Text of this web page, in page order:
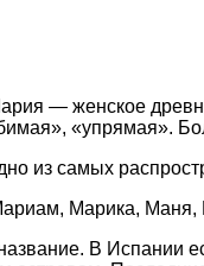
— женское
«упрямая».
из самых
Марика, Маня,
В